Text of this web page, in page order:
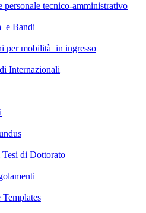
tecnico-amministrativo
e Bandi
per mobilità in ingresso
Internazionali
di Dottorato
Templates